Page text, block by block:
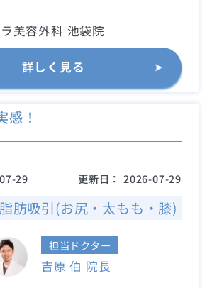
美容外科 池袋院
詳しく見る
感！
29 更新日： 2026-07-29
肪吸引(お尻・太もも・膝)
担当ドクター
吉原 伯 院長